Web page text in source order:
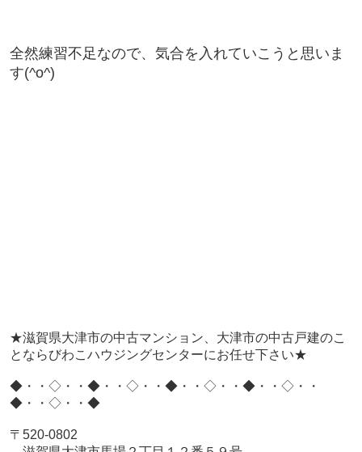
全然練習不足なので、気合を入れていこうと思いま
す(^o^)
★滋賀県大津市の中古マンション、大津市の中古戸建のこ
とならびわこハウジングセンターにお任せ下さい★
◆・・◇・・◆・・◇・・◆・・◇・・◆・・◇・・
◆・・◇・・◆
〒520-0802